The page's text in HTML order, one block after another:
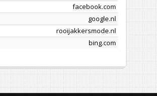
facebook.com
google.nl
rooijakkersmode.nl
bing.com